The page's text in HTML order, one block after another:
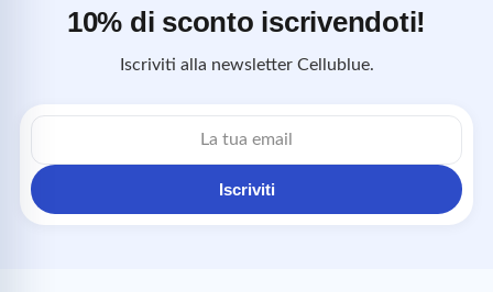
10% di sconto iscrivendoti!
Iscriviti alla newsletter Cellublue.
Indirizzo
email
Iscriviti